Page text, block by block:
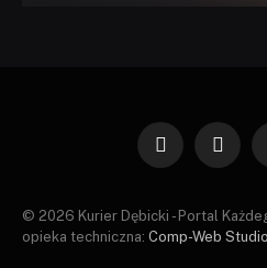
Facebook
X
© 2026 Kurier Dębicki - Portal
opieka techniczna: Comp-Web Studio